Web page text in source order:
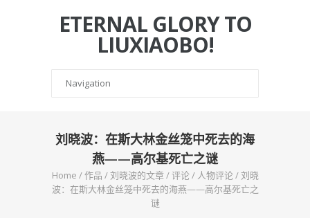
ETERNAL GLORY TO
LIUXIAOBO!
刘晓波：在斯大林金丝笼中死去的海
燕——高尔基死亡之谜
Home /作品 /刘晓波的文章/评论/ 人物评论/刘晓
波：在斯大林金丝笼中死去的海燕——高尔基死亡之
谜